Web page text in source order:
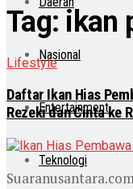
Nasional
Entertainment
Teknologi
Tag: ikan
Lifestyle
Daftar Ikan Hias
Rezeki dan Cinta ke